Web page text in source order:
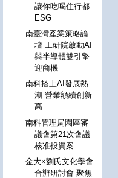
讓你吃喝住行都
ESG
南臺灣產業策略論
壇 工研院啟動AI
與半導體雙引擎
迎商機
南科搭上AI發展熱
潮 營業額續創新
高
南科管理局園區審
議會第21次會議
核准投資案
金大×劉氏文化學會
合辦研討會 聚焦